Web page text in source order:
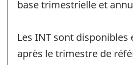
base trimestrielle et
Les INT sont disponibles
après le trimestre de